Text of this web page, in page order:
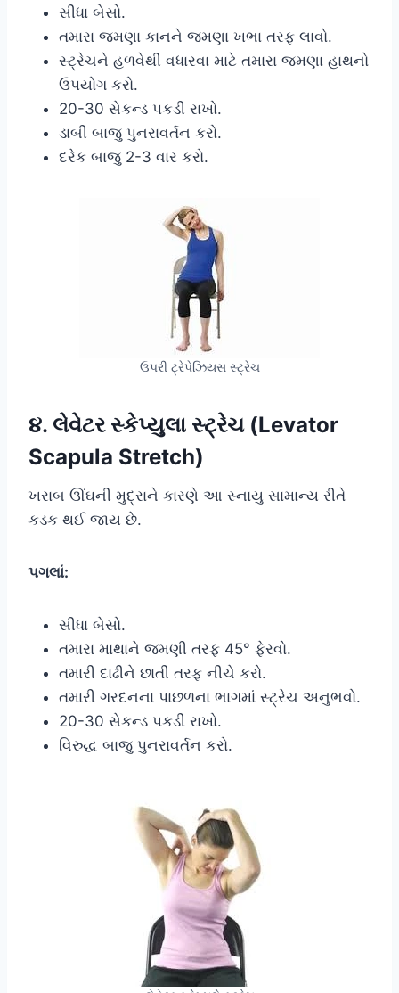
સીધા બેસો.
તમારા જમણા કાનને જમણા ખભા તરફ લાવો.
સ્ટ્રેચને હળવેથી વધારવા માટે તમારા જમણા હાથનો
ઉપયોગ કરો.
20-30 સેકન્ડ પકડી રાખો.
ડાબી બાજુ પુનરાવર્તન કરો.
દરેક બાજુ 2-3 વાર કરો.
ઉપરી ટ્રેપેઝિયસ સ્ટ્રેચ
૪. લેવેટર સ્કેપ્યુલા સ્ટ્રેચ (Levator
Scapula Stretch)
ખરાબ ઊંઘની મુદ્રાને કારણે આ સ્નાયુ સામાન્ય રીતે
કડક થઈ જાય છે.
પગલાં:
સીધા બેસો.
તમારા માથાને જમણી તરફ 45° ફેરવો.
તમારી દાઢીને છાતી તરફ નીચે કરો.
તમારી ગરદનના પાછળના ભાગમાં સ્ટ્રેચ અનુભવો.
20-30 સેકન્ડ પકડી રાખો.
વિરુદ્ધ બાજુ પુનરાવર્તન કરો.